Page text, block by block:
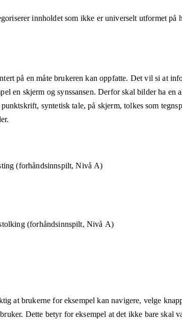
innholdet som ikke er universelt utformet på
på en måte brukeren kan oppfatte. Det vil si at
en skjerm og synssansen. Derfor skal bilder ha
syntetisk tale, på skjerm, tolkes som
(forhåndsinnspilt, Nivå A)
(forhåndsinnspilt, Nivå A)
at brukerne for eksempel kan navigere, velge
Dette betyr for eksempel at det ikke bare